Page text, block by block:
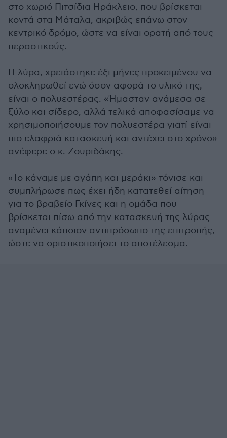
στο χωριό Πιτσίδια Ηράκλειο, που βρίσκεται
κοντά στα Μάταλα, ακριβώς επάνω στον
κεντρικό δρόμο, ώστε να είναι ορατή από τους
περαστικούς.
Η λύρα, χρειάστηκε έξι μήνες προκειμένου να
ολοκληρωθεί ενώ όσον αφορά το υλικό της,
είναι ο πολυεστέρας. «Ήμασταν ανάμεσα σε
ξύλο και σίδερο, αλλά τελικά αποφασίσαμε να
χρησιμοποιήσουμε τον πολυεστέρα γιατί είναι
πιο ελαφριά κατασκευή και αντέχει στο χρόνο»
ανέφερε ο κ. Ζουριδάκης.
«Το κάναμε με αγάπη και μεράκι» τόνισε και
συμπλήρωσε πως έχει ήδη κατατεθεί αίτηση
για το βραβείο Γκίνες και η ομάδα που
βρίσκεται πίσω από την κατασκευή της λύρας
αναμένει κάποιον αντιπρόσωπο της επιτροπής,
ώστε να οριστικοποιήσει το αποτέλεσμα.